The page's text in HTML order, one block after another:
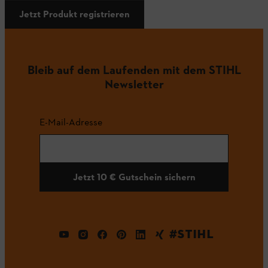
Jetzt Produkt registrieren
Bleib auf dem Laufenden mit dem STIHL
Newsletter
E-Mail-Adresse
Jetzt 10 € Gutschein sichern
#STIHL